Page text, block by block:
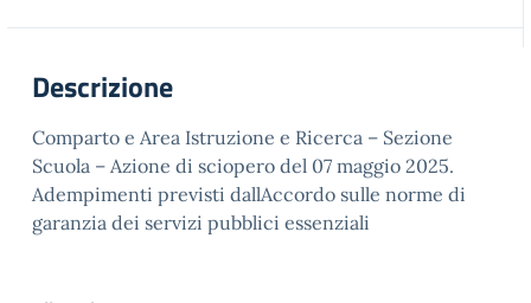
Descrizione
Comparto e Area Istruzione e Ricerca – Sezione
Scuola – Azione di sciopero del 07 maggio 2025.
Adempimenti previsti dallAccordo sulle norme di
garanzia dei servizi pubblici essenziali